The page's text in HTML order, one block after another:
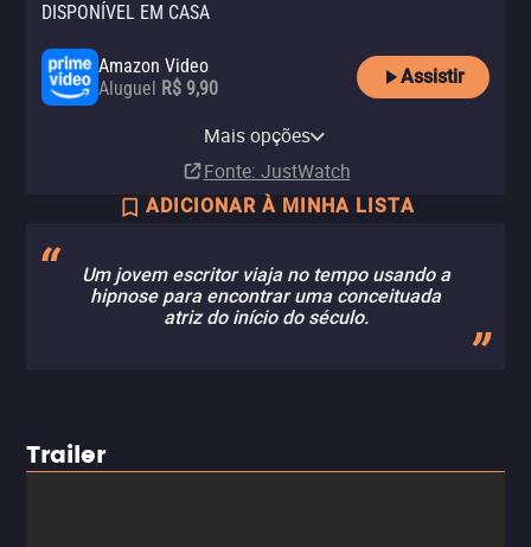
DISPONÍVEL EM CASA
Amazon Video
Aluguel R$ 9,90
Assistir
R$ 9,90
R$ 6,90Mais opções
Fonte: JustWatch
ADICIONAR À MINHA LISTA
Um jovem escritor viaja no tempo usando a
hipnose para encontrar uma conceituada
atriz do início do século.
Trailer